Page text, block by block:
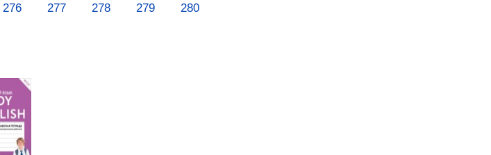
276 277 278 279 280